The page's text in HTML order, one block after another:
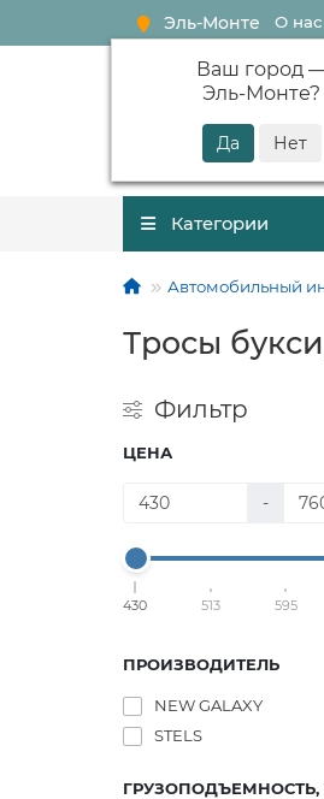
Эль-Монте
Ваш город
Эль-Монте?
О нас
Категории
Автомобильный
Тросы
Фильтр
ЦЕНА
-
430 513 595
ПРОИЗВОДИТЕЛЬ
NEW GALAXY
STELS
ГРУЗОПОДЪЕМНОСТЬ,